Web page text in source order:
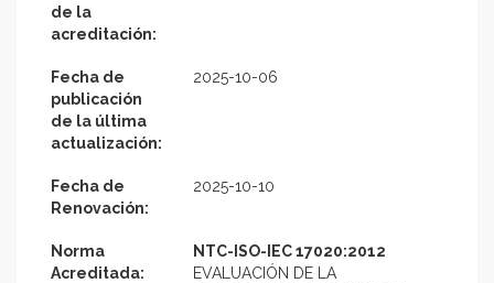
de la
acreditación:
Fecha de
publicación
de la última
actualización:
2025-10-06
Fecha de
Renovación:
2025-10-10
Norma
Acreditada:
NTC-ISO-IEC 17020:2012
EVALUACIÓN DE LA